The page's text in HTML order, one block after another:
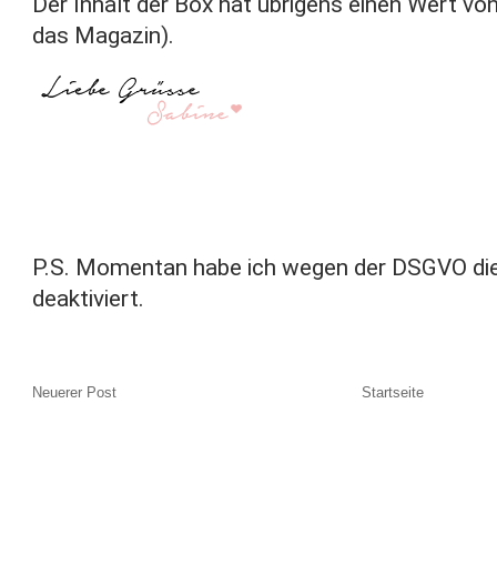
das Magazin).
P.S. Momentan habe ich wegen der DSGVO
deaktiviert.
Neuerer Post Startseite